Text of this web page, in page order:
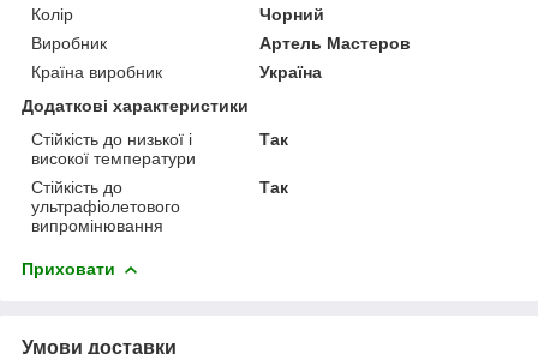
Колір
Чорний
Виробник
Артель Мастеров
Країна виробник
Україна
Додаткові характеристики
Стійкість до низької і
високої температури
Так
Стійкість до
ультрафіолетового
випромінювання
Так
Приховати
Умови доставки